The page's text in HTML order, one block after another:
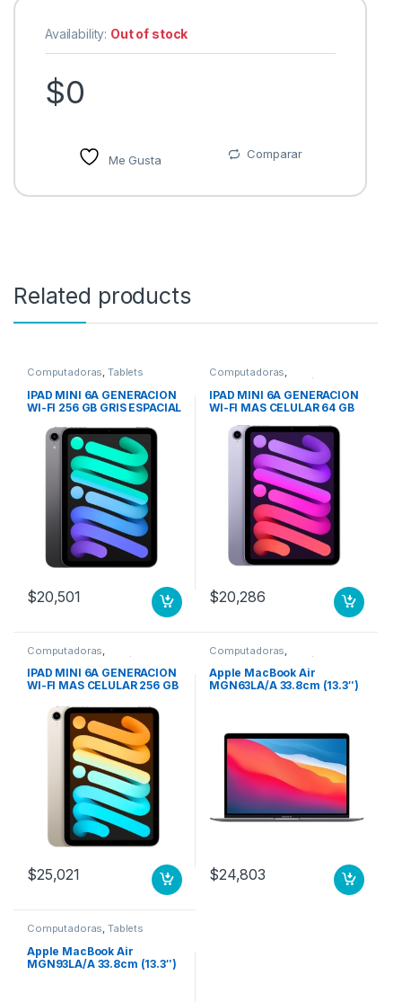
Availability: Out of stock
$0
Me Gusta Comparar
Related products
Computadoras,Tablets
IPAD MINI 6A GENERACION
WI-FI 256 GB GRIS ESPACIAL
$20,501
Computadoras,
Computadoras Portátiles
IPAD MINI 6A GENERACION
WI-FI MAS CELULAR 64 GB
$20,286
Computadoras
Computadoras Portátiles
IPAD MINI 6A GENERACION
WI-FI MAS CELULAR 256 GB
$25,021
Computadoras
Computadoras Portátiles
Apple MacBook Air
MGN63LA/A 33.8cm (13.3″)
256GB SSD – Gris – macOS
Big Sur – Pantalla Retina,
Tecnología True Tone,
Tecnología conmutación
en el mismo plano (In-
plane Switching, IPS) –
15Hor 8N GPU 7N 256 GB
SSD GRIS ESPACIAL
$24,803
Computadoras,Tablets
Apple MacBook Air
MGN93LA/A 33.8cm (13.3″)